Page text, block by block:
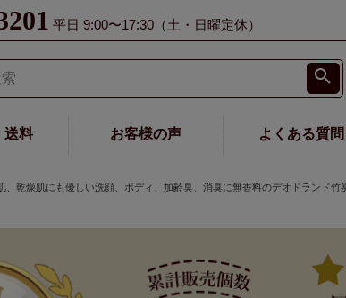
平日 9:00〜17:30（土・日曜定休）
送料 お客様の声 よくある質問
乾燥肌にも優しい洗顔、ボディ、加齢臭、消臭に無香料のデオドランド竹